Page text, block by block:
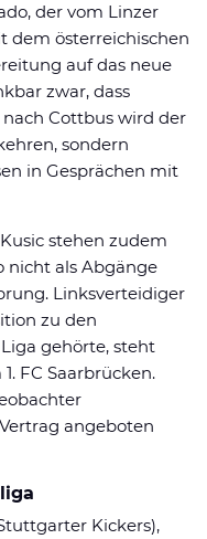
der vom Linzer
dem österreichischen
auf das neue
zwar, dass
Cottbus wird der
sondern
in Gesprächen mit
stehen zudem
nicht als Abgänge
Linksverteidiger
zu den
gehörte, steht
FC Saarbrücken.
angeboten
Kickers),